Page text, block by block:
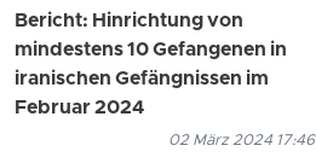
Bericht: Hinrichtung von
mindestens 10 Gefangenen in
iranischen Gefängnissen im
Februar 2024
02 März 2024 17:46